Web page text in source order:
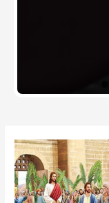
navigation